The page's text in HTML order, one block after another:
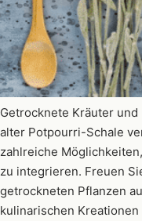
Getrocknete Kräuter
alter Potpourri-Schale
zahlreiche
zu integrieren. Freuen
getrockneten Pflanzen
kulinarischen